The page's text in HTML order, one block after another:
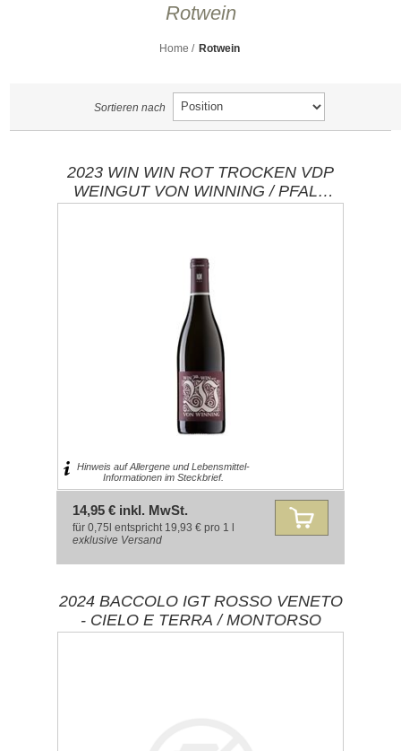
Rotwein
Home / Rotwein
Sortieren nach
2023 WIN WIN ROT TROCKEN VDP
WEINGUT VON WINNING / PFALZ
DEIDESHEIM
Hinweis auf Allergene und Lebensmittel-
Informationen im Steckbrief.
14,95 € inkl. MwSt.
für 0,75l entspricht 19,93 € pro 1 l
exklusive Versand
2024 BACCOLO IGT ROSSO VENETO
- CIELO E TERRA / MONTORSO